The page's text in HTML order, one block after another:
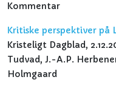
Kommentar
Kritiske perspektiver
Kristeligt Dagblad,
Tudvad, J.-A.P.
Holmgaard